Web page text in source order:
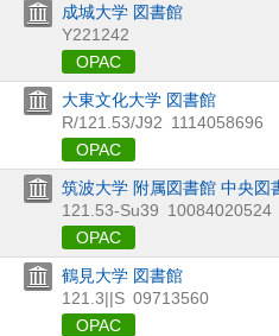
成城大学 図書館
Y221242
OPAC
大東文化大学 図書館
R/121.53/J92 1114058696
OPAC
筑波大学 附属図書館 中央図
121.53-Su39 10084020524
OPAC
鶴見大学 図書館
121.3||S 09713560
OPAC